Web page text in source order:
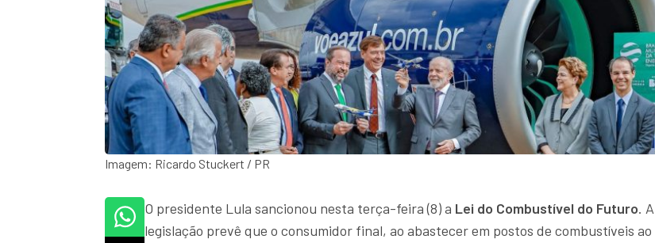
Imagem: Ricardo Stuckert / PR
O presidente Lula sancionou nesta terça-feira (8) a Lei do Combustível do Futuro. A
legislação prevê que o consumidor final, ao abastecer em postos de combustíveis ao